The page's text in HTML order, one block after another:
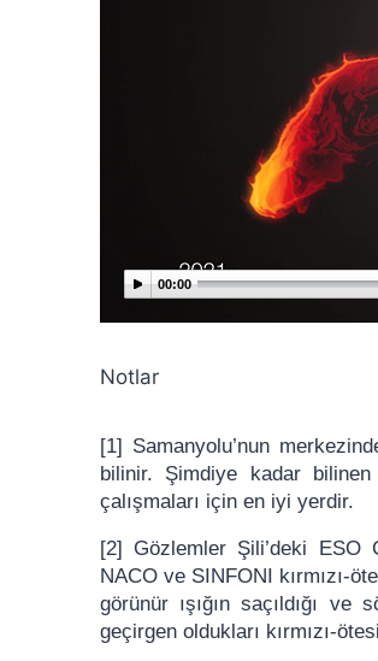
00:00
Notlar
[1] Samanyolu’nun
bilinir. Şimdiye kadar
çalışmaları için en iyi yerdir.
[2] Gözlemler Şili’deki ESO
NACO ve SINFONI kırmızı-
görünür ışığın saçıldığı ve
geçirgen oldukları kırmızı-